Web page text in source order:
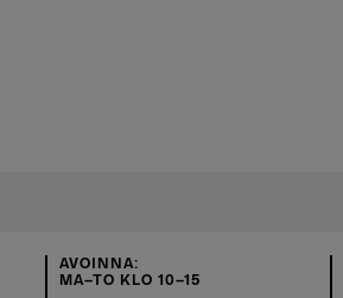
AVOINNA:
MA–TO KLO 10–15